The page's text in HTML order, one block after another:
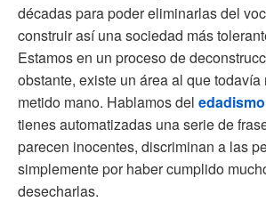
décadas para poder eliminarlas del
construir así una sociedad más
Estamos en un proceso de
obstante, existe un área al que todavía
metido mano. Hablamos del edadismo
tienes automatizadas una serie de
parecen inocentes, discriminan a las
simplemente por haber cumplido
desecharlas.